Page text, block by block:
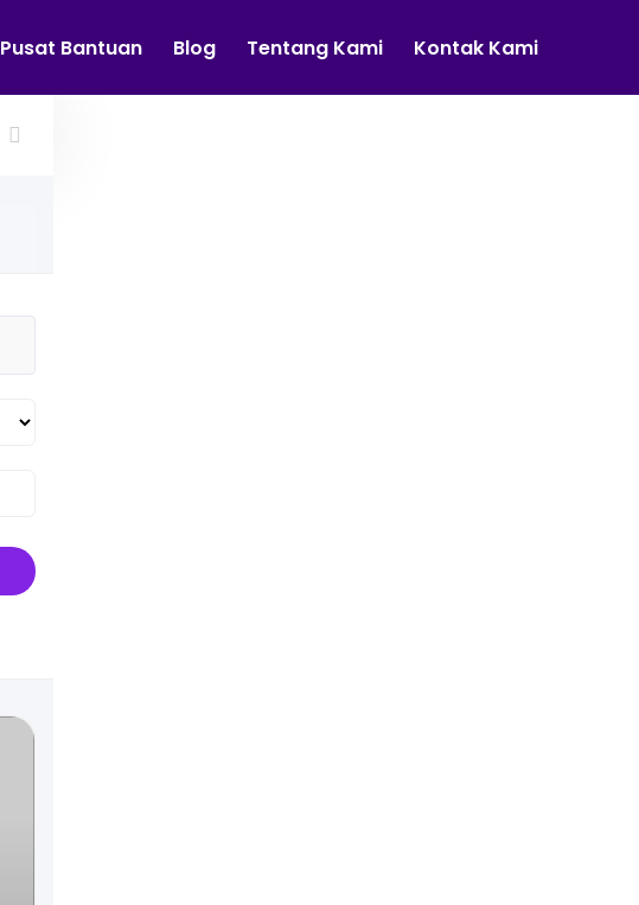
Pusat Bantuan Blog Tentang Kami Kontak Kami